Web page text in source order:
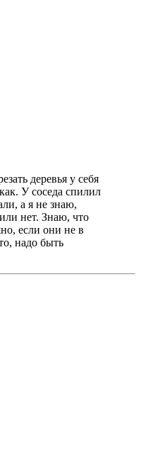
деревья у себя
У соседа спилил
а я не знаю,
нет. Знаю, что
если они не в
надо быть